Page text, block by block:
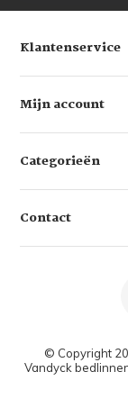
Klantenservice
Mijn account
Categorieën
Contact
© Copyright
Vandyck